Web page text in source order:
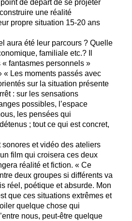
de départ de se projeter
une réalité
propre situation 15-20 ans
aura été leur parcours ? Quelle
familiale etc.? Il
« fantasmes personnels »
« Les moments passés avec
sur la situation présente
: sur les sensations
possibles, l’espace
les pensées qui
; tout ce qui est concret,
sonores et vidéo des ateliers
film qui croisera ces deux
réalité et fiction. « Ce
deux groupes si différents va
réel, poétique et absurde. Mon
que ces situations extrêmes et
quelque chose qui
nous, peut-être quelque